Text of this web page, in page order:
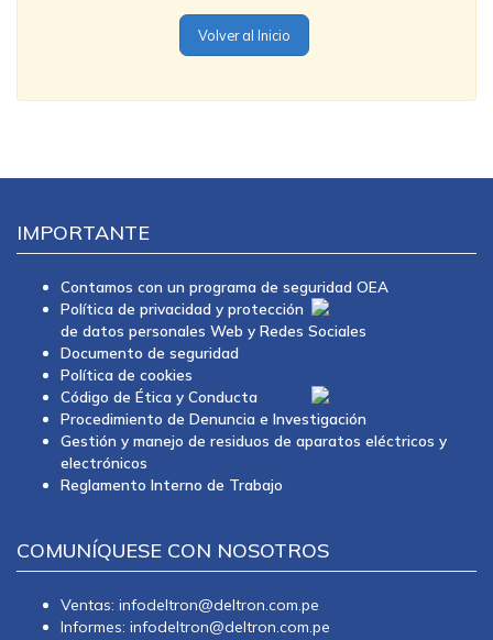
Volver al Inicio
IMPORTANTE
Contamos con un programa de seguridad OEA
Política de privacidad y protección
de datos personales Web y Redes Sociales
Documento de seguridad
Política de cookies
Código de Ética y Conducta
Procedimiento de Denuncia e Investigación
Gestión y manejo de residuos de aparatos eléctricos y
electrónicos
Reglamento Interno de Trabajo
COMUNÍQUESE CON NOSOTROS
Ventas: infodeltron@deltron.com.pe
Informes: infodeltron@deltron.com.pe